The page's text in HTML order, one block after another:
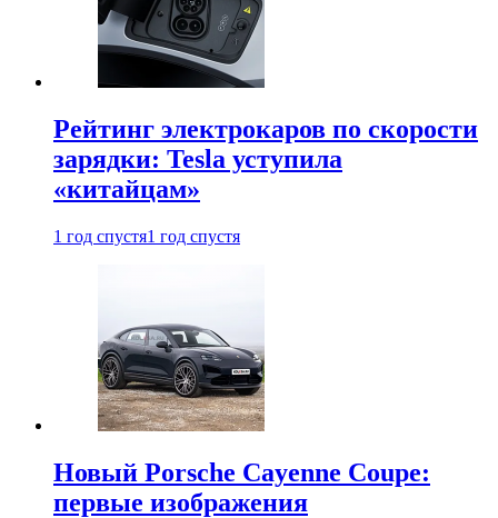
Рейтинг электрокаров по скорости
зарядки: Tesla уступила
«китайцам»
1 год спустя1 год спустя
Новый Porsche Cayenne Coupe:
первые изображения